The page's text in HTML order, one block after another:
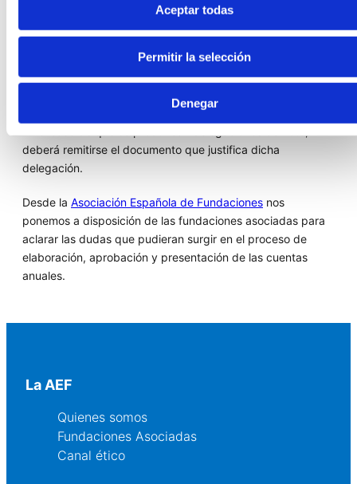
Aceptar todas
Permitir la selección
Denegar
en el certificado de aprobación, además de mencionarse el
de ellos. Esta información puede incluirse en la aplicación
informática en el cuadro de texto titulado "Datos
adicionales" dentro de la opción "Datos de aprobación".
deberá remitirse el documento que justifica dicha
delegación.
Desde la Asociación Española de Fundaciones nos
ponemos a disposición de las fundaciones asociadas para
aclarar las dudas que pudieran surgir en el proceso de
elaboración, aprobación y presentación de las cuentas
anuales.
La AEF
Quienes somos
Fundaciones Asociadas
Canal ético